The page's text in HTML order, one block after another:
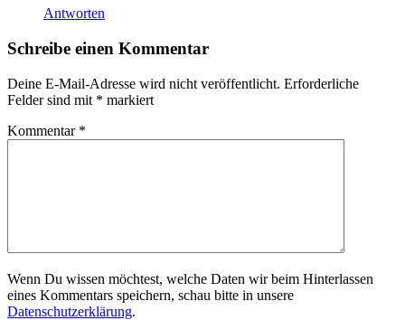
Antworten
Schreibe einen Kommentar
Deine E-Mail-Adresse wird nicht veröffentlicht. Erforderliche
Felder sind mit * markiert
Kommentar *
Wenn Du wissen möchtest, welche Daten wir beim Hinterlassen
eines Kommentars speichern, schau bitte in unsere
Datenschutzerklärung.